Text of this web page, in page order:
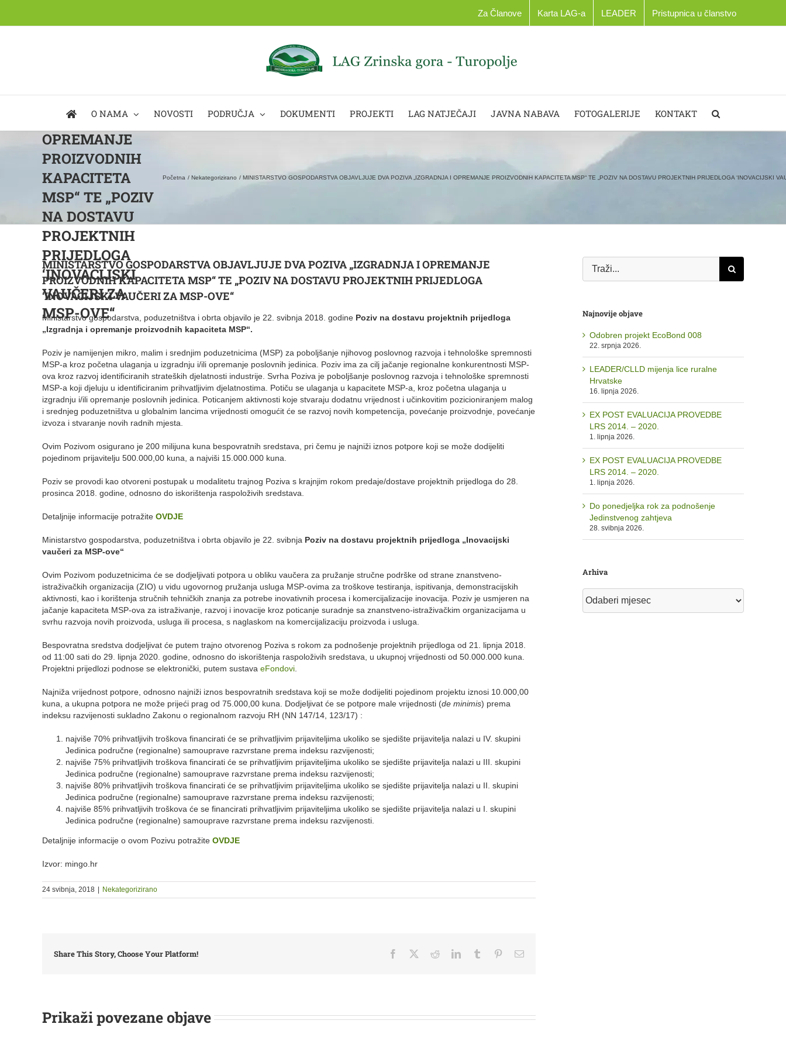
content
Za Članove Karta LAG-a LEADER Pristupnica u članstvo
O NAMA NOVOSTI PODRUČJA DOKUMENTI PROJEKTI LAG NATJEČAJI JAVNA NABAVA FOTOGALERIJE KONTAKT
DVA POZIVA
„IZGRADNJA I
OPREMANJE
PROIZVODNIH
KAPACITETA
MSP“ TE „POZIV
NA DOSTAVU
PROJEKTNIH
PRIJEDLOGA
‘INOVACIJSKI
VAUČERI ZA
MSP-OVE“
Početna Nekategorizirano MINISTARSTVO GOSPODARSTVA OBJAVLJUJE DVA POZIVA „IZGRADNJA I OPREMANJE PROIZVODNIH KAPACITETA MSP“ TE „POZIV NA DOSTAVU PROJEKTNIH PRIJEDLOGA ‘INOVACIJSKI
MINISTARSTVO GOSPODARSTVA OBJAVLJUJE DVA POZIVA „IZGRADNJA I OPREMANJE
PROIZVODNIH KAPACITETA MSP“ TE „POZIV NA DOSTAVU PROJEKTNIH PRIJEDLOGA
‘INOVACIJSKI VAUČERI ZA MSP-OVE“
Ministarstvo gospodarstva, poduzetništva i obrta objavilo je 22. svibnja 2018. godine Poziv na dostavu projektnih prijedloga
„Izgradnja i opremanje proizvodnih kapaciteta MSP“.
Poziv je namijenjen mikro, malim i srednjim poduzetnicima (MSP) za poboljšanje njihovog poslovnog razvoja i tehnološke spremnosti
MSP-a kroz početna ulaganja u izgradnju i/ili opremanje poslovnih jedinica. Poziv ima za cilj jačanje regionalne konkurentnosti MSP-
ova kroz razvoj identificiranih strateških djelatnosti industrije. Svrha Poziva je poboljšanje poslovnog razvoja i tehnološke spremnosti
MSP-a koji djeluju u identificiranim prihvatljivim djelatnostima. Potiču se ulaganja u kapacitete MSP-a, kroz početna ulaganja u
izgradnju i/ili opremanje poslovnih jedinica. Poticanjem aktivnosti koje stvaraju dodatnu vrijednost i učinkovitim pozicioniranjem malog
i srednjeg poduzetništva u globalnim lancima vrijednosti omogućit će se razvoj novih kompetencija, povećanje proizvodnje, povećanje
izvoza i stvaranje novih radnih mjesta.
Ovim Pozivom osigurano je 200 milijuna kuna bespovratnih sredstava, pri čemu je najniži iznos potpore koji se može dodijeliti
pojedinom prijavitelju 500.000,00 kuna, a najviši 15.000.000 kuna.
Poziv se provodi kao otvoreni postupak u modalitetu trajnog Poziva s krajnjim rokom predaje/dostave projektnih prijedloga do 28.
prosinca 2018. godine, odnosno do iskorištenja raspoloživih sredstava.
Detaljnije informacije potražite OVDJE
Ministarstvo gospodarstva, poduzetništva i obrta objavilo je 22. svibnja Poziv na dostavu projektnih prijedloga „Inovacijski
vaučeri za MSP-ove“
Ovim Pozivom poduzetnicima će se dodjeljivati potpora u obliku vaučera za pružanje stručne podrške od strane znanstveno-
istraživačkih organizacija (ZIO) u vidu ugovornog pružanja usluga MSP-ovima za troškove testiranja, ispitivanja, demonstracijskih
aktivnosti, kao i korištenja stručnih tehničkih znanja za potrebe inovativnih procesa i komercijalizacije inovacija. Poziv je usmjeren na
jačanje kapaciteta MSP-ova za istraživanje, razvoj i inovacije kroz poticanje suradnje sa znanstveno-istraživačkim organizacijama u
svrhu razvoja novih proizvoda, usluga ili procesa, s naglaskom na komercijalizaciju proizvoda i usluga.
Bespovratna sredstva dodjeljivat će putem trajno otvorenog Poziva s rokom za podnošenje projektnih prijedloga od 21. lipnja 2018.
od 11:00 sati do 29. lipnja 2020. godine, odnosno do iskorištenja raspoloživih sredstava, u ukupnoj vrijednosti od 50.000.000 kuna.
Projektni prijedlozi podnose se elektronički, putem sustava eFondovi
Najniža vrijednost potpore, odnosno najniži iznos bespovratnih sredstava koji se može dodijeliti pojedinom projektu iznosi 10.000,00
kuna, a ukupna potpora ne može prijeći prag od 75.000,00 kuna. Dodjeljivat će se potpore male vrijednosti (de minimis) prema
indeksu razvijenosti sukladno Zakonu o regionalnom razvoju RH (NN 147/14, 123/17) :
najviše 70% prihvatljivih troškova financirati će se prihvatljivim prijaviteljima ukoliko se sjedište prijavitelja nalazi u IV. skupini
Jedinica područne (regionalne) samouprave razvrstane prema indeksu razvijenosti;
najviše 75% prihvatljivih troškova financirati će se prihvatljivim prijaviteljima ukoliko se sjedište prijavitelja nalazi u III. skupini
Jedinica područne (regionalne) samouprave razvrstane prema indeksu razvijenosti;
najviše 80% prihvatljivih troškova financirati će se prihvatljivim prijaviteljima ukoliko se sjedište prijavitelja nalazi u II. skupini
Jedinica područne (regionalne) samouprave razvrstane prema indeksu razvijenosti;
najviše 85% prihvatljivih troškova će se financirati prihvatljivim prijaviteljima ukoliko se sjedište prijavitelja nalazi u I. skupini
Jedinica područne (regionalne) samouprave razvrstane prema indeksu razvijenosti.
Detaljnije informacije o ovom Pozivu potražite OVDJE
Izvor: mingo.hr
24 svibnja, 2018 | Nekategorizirano
Share This Story, Choose Your Platform! Facebook RedditLinkedInTumblr PinterestEmail:
Prikaži povezane objave
Najnovije objave
Odobren projekt EcoBond 008
22. srpnja 2026.
LEADER/CLLD mijenja lice ruralne
Hrvatske
16. lipnja 2026.
EX POST EVALUACIJA PROVEDBE
LRS 2014. – 2020.
1. lipnja 2026.
EX POST EVALUACIJA PROVEDBE
LRS 2014. – 2020.
1. lipnja 2026.
Do ponedjeljka rok za podnošenje
Jedinstvenog zahtjeva
28. svibnja 2026.
Arhiva